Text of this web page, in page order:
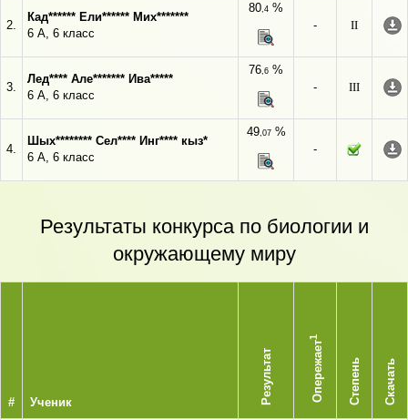
2.
Кад****** Ели****** Мих*******
6 А, 6 класс
80,4 %
-
II
3.
Лед**** Але******* Ива*****
6 А, 6 класс
76,6 %
-
III
4.
Шых******** Сел**** Инг**** кыз*
6 А, 6 класс
49,07%
-
Результаты конкурса по биологии и
окружающему миру
# Ученик Результат Опережает
1
Степень Скачать